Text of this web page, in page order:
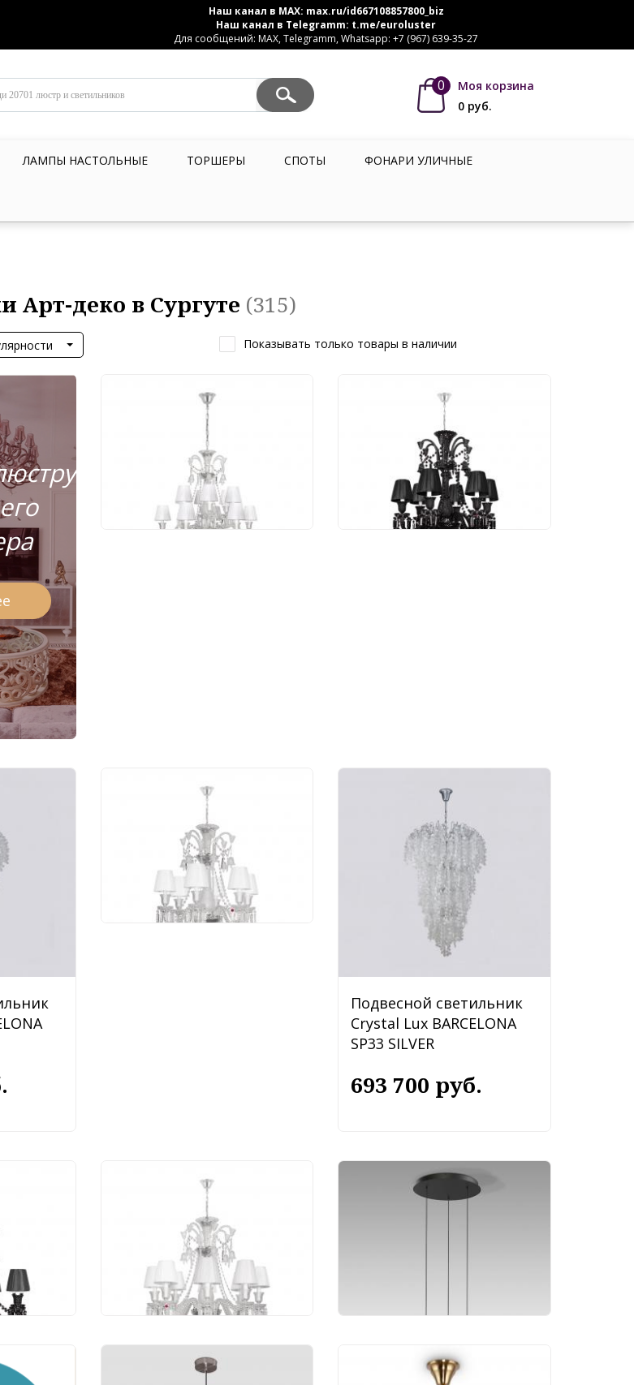
Наш канал в MAX: max.ru/id667108857800_biz
Наш канал в Telegramm: t.me/euroluster
Для сообщений: MAX, Telegramm, Whatsapp: +7 (967) 639-35-27
0
Моя корзина
0 руб.
ЛАМПЫ НАСТОЛЬНЫЕ ТОРШЕРЫ СПОТЫ ФОНАРИ УЛИЧНЫЕ
Арт-деко в Сургуте (315)
Показывать только товары в наличии
Подвесной светильник
Loft IT Zenith 10210/12
81 209 руб.
Подвесной светильник
Loft IT Zenith 10210/6
50 141 руб.
Подвесной светильник
Loft IT Zenith 10210/6
46 036 руб.
Подвесной светильник
Crystal Lux BARCELONA
SP33 SILVER
693 700 руб.
8
Подвесной светильник
Loft IT Zenith 10210/8
58 293 руб.
Подвесной светильник
Eurosvet Layla 50257/3
Подвесной светильник